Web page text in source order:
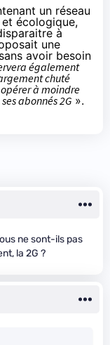
un réseau
écologique,
à
une
avoir besoin
également
chuté
à moindre
abonnés 2G ».
ne sont-ils pas
la 2G ?